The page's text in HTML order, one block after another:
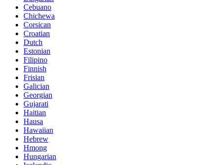
Cebuano
Chichewa
Corsican
Croatian
Dutch
Estonian
Filipino
Finnish
Frisian
Galician
Georgian
Gujarati
Haitian
Hausa
Hawaiian
Hebrew
Hmong
Hungarian